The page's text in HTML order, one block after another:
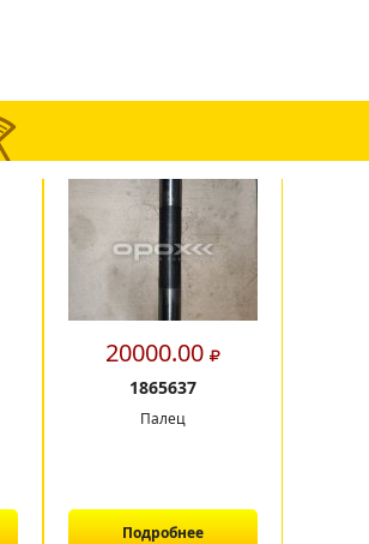
20000.00
1865637
Палец
Подробнее